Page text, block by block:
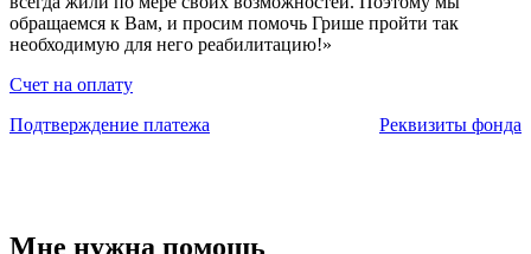
обращаемся к Вам, и просим помочь Грише пройти так
необходимую для него реабилитацию!»
Счет на оплату
Подтверждение платежа
Реквизиты фонда
Мне нужна помощь